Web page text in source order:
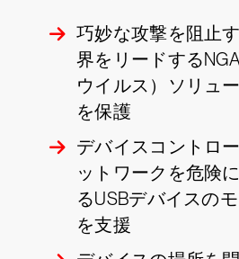
巧妙な攻撃を阻止
界をリードする
ウイルス）ソリュ
を保護
デバイスコントロ
ットワークを危険
るUSBデバイスの
を支援